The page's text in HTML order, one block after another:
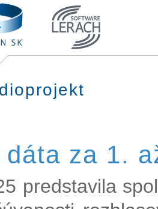
dáta za 1.
predstavila